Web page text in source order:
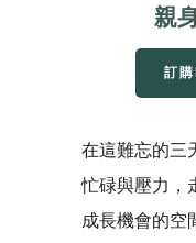
親
訂
在這難忘的三
忙碌與壓力，
成長機會的空